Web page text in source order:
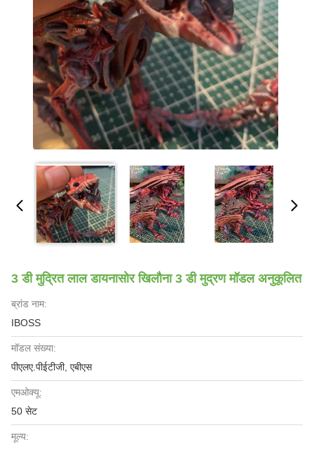
3 डी मुद्रित लाल डायनासोर खिलौना 3 डी मुद्रण मॉडल अनुकूलित
ब्रांड नाम:
IBOSS
मॉडल संख्या:
पीएलए.पीईटीजी, एबीएस
एमओक्यू:
50 सेट
मूल्य: